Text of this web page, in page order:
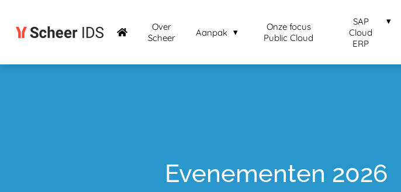
Over
Scheer
Aanpak
Onze focus
Public Cloud
SAP
Cloud
ERP
Evenementen 2026